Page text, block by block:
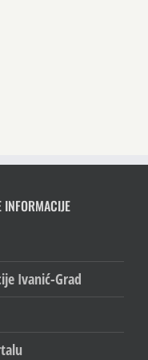
Ivanić-Grad